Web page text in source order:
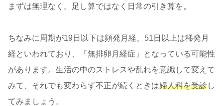
まずは無理なく。足し算ではなく日常の引き算を。
ちなみに周期が19日以下は頻発月経、51日以上は稀発月
経といわれており、「無排卵月経症」となっている可能性
があります。生活の中のストレスや乱れを意識して変えて
みて、それでも変わらず不正が続くときは婦人科を受診し
てみましょう。